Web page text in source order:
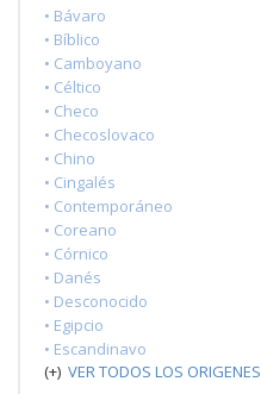
• Bávaro
• Bíblico
• Camboyano
• Céltico
• Checo
• Checoslovaco
• Chino
• Cingalés
• Contemporáneo
• Coreano
• Córnico
• Danés
• Desconocido
• Egipcio
• Escandinavo
(+) VER TODOS LOS ORIGENES